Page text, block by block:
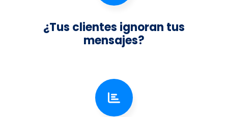
¿Tus clientes ignoran tus
mensajes?